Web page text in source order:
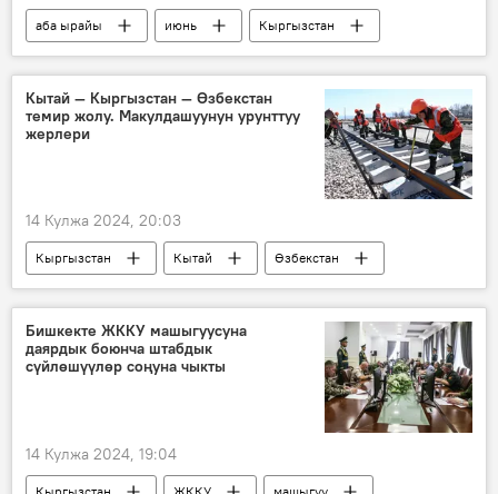
аба ырайы июнь Кыргызстан
Кытай — Кыргызстан — Өзбекстан
темир жолу. Макулдашуунун урунттуу
жерлери
14 Кулжа 2024, 20:03
Кыргызстан Кытай
Өзбекстан
темир жол
Экономика
курулуш
макулдашуу
документ
Бишкекте ЖККУ машыгуусуна
даярдык боюнча штабдык
сүйлөшүүлөр соңуна чыкты
14 Кулжа 2024, 19:04
Кыргызстан ЖККУ
машыгуу